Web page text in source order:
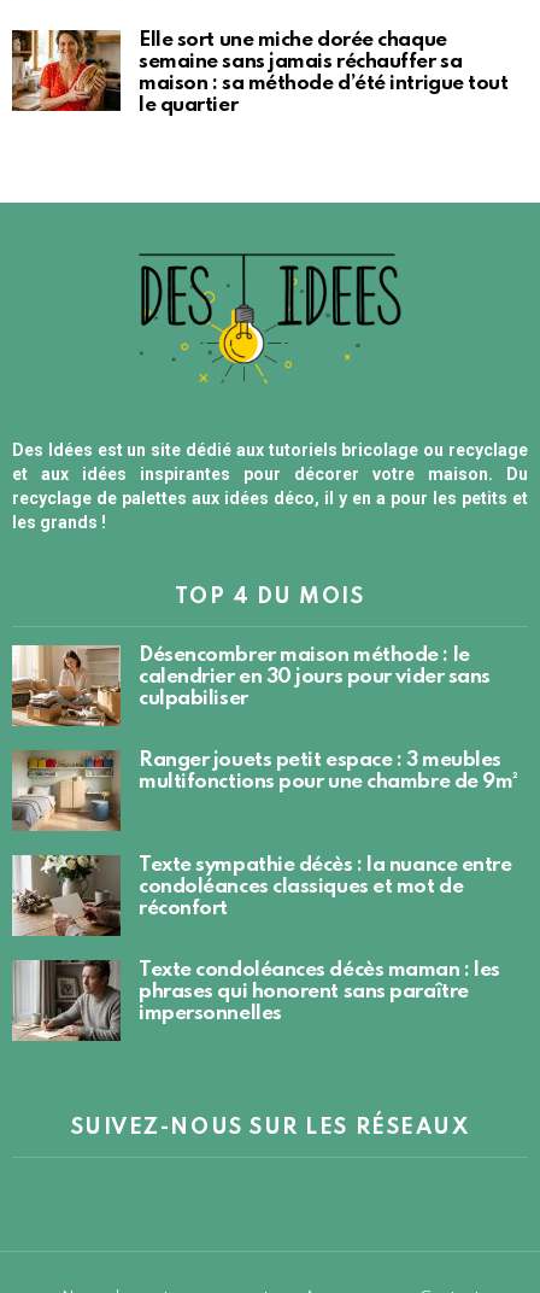
Elle sort une miche dorée chaque
semaine sans jamais réchauffer sa
maison : sa méthode d’été intrigue tout
le quartier
Des Idées est un site dédié aux tutoriels bricolage ou recyclage
et aux idées inspirantes pour décorer votre maison. Du
recyclage de palettes aux idées déco, il y en a pour les petits et
les grands !
TOP 4 DU MOIS
Désencombrer maison méthode : le
calendrier en 30 jours pour vider sans
culpabiliser
Ranger jouets petit espace : 3 meubles
multifonctions pour une chambre de 9m²
Texte sympathie décès : la nuance entre
condoléances classiques et mot de
réconfort
Texte condoléances décès maman : les
phrases qui honorent sans paraître
impersonnelles
SUIVEZ-NOUS SUR LES RÉSEAUX